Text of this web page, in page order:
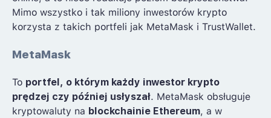
Mimo wszystko i tak miliony inwestorów krypto
korzysta z takich portfeli jak MetaMask i TrustWallet.
MetaMask
To portfel, o którym każdy inwestor krypto
prędzej czy później usłyszał. MetaMask obsługuje
kryptowaluty na blockchainie Ethereum, a w